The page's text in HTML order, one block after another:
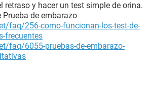
retraso y hacer un test simple de orina.
de embarazo
faq/256-como-funcionan-los-test-de-
frecuentes
faq/6055-pruebas-de-embarazo-